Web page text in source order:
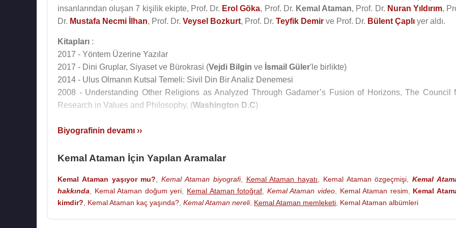
insanlarından oluşan 7 kişilik ekipte, Prof. Dr. Erol Göka, Prof. Dr. Kemal Ataman, Prof. Dr. Nuran Yıldırım,
Dr. Mustafa Necmi İlhan, Prof. Dr. Veysel Bozkurt, Prof. Dr. Teyfik Demir ve Prof. Dr. Bülent Çaplı yer aldı.
Kitapları :
2017 - Yöntem Üzerine Yazılar
2017 - Dini Gruplar, Siyaset ve Bürokrasi (Vejdi Bilgin ve İsmail Güler'le birlikte)
2014 - Ulus Olmanın Kutsal Temeli: Sivil Din Bir Analiz Denemesi
2008 - Understanding Other Religions as Analyzed Through Gadamer’s Fusion of Horizons, The Council
Research in Values and Philosophy, (Washington D.C)
Biyografinin devamı ››
Kemal Ataman İçin Yapılan Aramalar
Kemal Ataman yaşıyor mu? ,Kemal Ataman biyografi, Kemal Ataman hayatı Kemal Ataman özgeçmişi ,Kemal
hakkında
Kemal Ataman doğum yeri Kemal Ataman fotoğraf Kemal Ataman video Kemal Ataman resim
Kemal
kimdir?
Kemal Ataman kaç yaşında? Kemal Ataman nereli, Kemal Ataman memleketi Kemal Ataman albümleri